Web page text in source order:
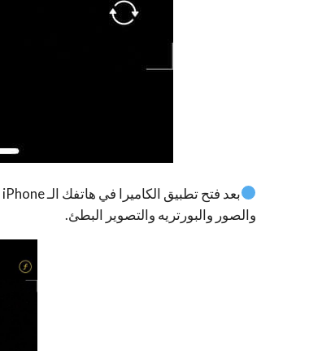
والصور والبورتريه والتصوير البطئ.